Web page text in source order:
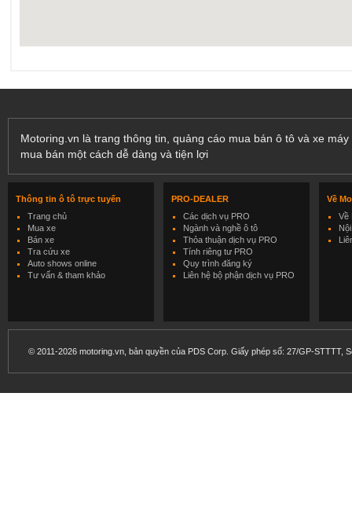
Motoring.vn là trang thông tin, quảng cáo mua bán ô tô và xe
mua bán một cách dễ dàng và tiện lợi
Thông tin ô tô trực tuyến
Trang chủ
Mua xe
Bán xe
Tra cứu xe
Auto shows online
Tư vấn & tham khảo
PRO-DEALER
Các dịch vụ PRO
Ngành và nghề ô tô
Thỏa thuận dịch vụ PRO
Tính riêng tư PRO
Quy trình đăng ký
Liên hệ bộ phận dịch vụ PRO
Về
Về
© 2011-2026 motoring.vn, bản quyền của PDS Corp. Giấy phép số: 27/GP-STTTT,